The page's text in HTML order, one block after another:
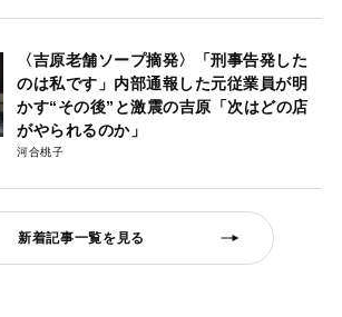
〈吉原老舗ソープ摘発〉「刑事告発した
のは私です」内部通報した元従業員が明
かす“その後”と激震の吉原「次はどの店
がやられるのか」
河合桃子
新着記事一覧を見る